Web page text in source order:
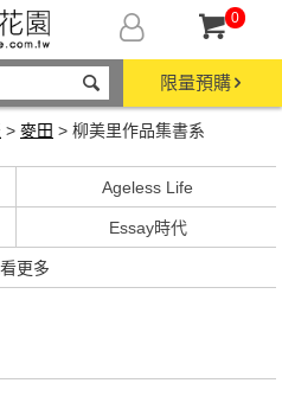
0
限量預購
> 麥田 > 柳美里作品集書系
Ageless Life
Essay時代
更多